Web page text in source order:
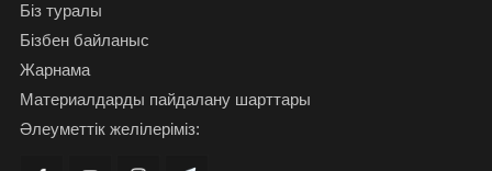
Біз туралы
Бізбен байланыс
Жарнама
Материалдарды пайдалану шарттары
Әлеуметтік желілеріміз: